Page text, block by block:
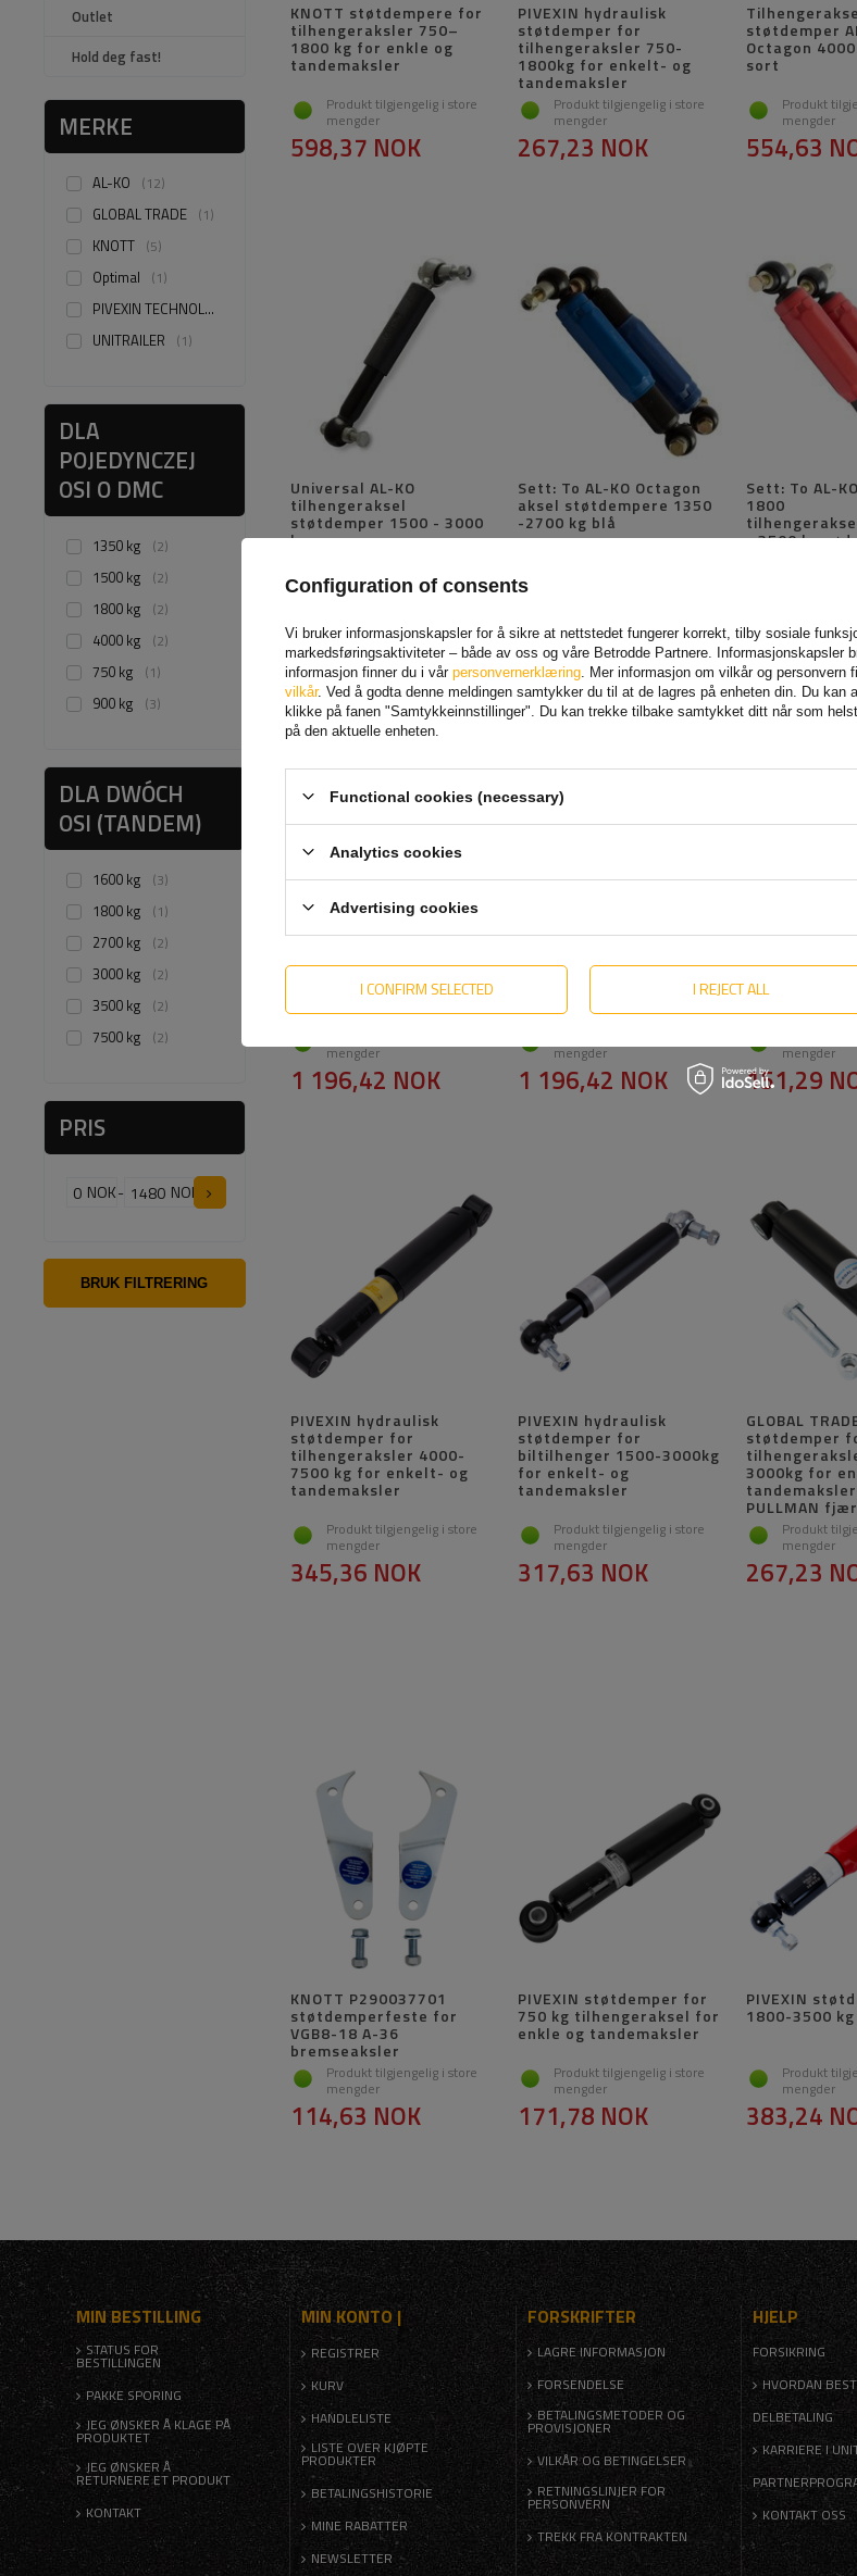
Outlet
Hold deg fast!
MERKE
AL-KO 12
GLOBAL TRADE 1
KNOTT 5
Optimal 1
PIVEXIN TECHNOLOGY
UNITRAILER 1
DLA
POJEDYNCZEJ
OSI O DMC
1350 kg 2
1500 kg 2
1800 kg 2
4000 kg 2
750 kg 1
900 kg 3
DLA DWÓCH
OSI (TANDEM)
1600 kg 3
1800 kg 1
2700 kg 2
3000 kg 2
3500 kg 2
7500 kg 2
PRIS
NOK- NOK
BRUK FILTRERING
KNOTT støtdempere for
tilhengeraksler 750–
1800 kg for enkle og
tandemaksler
Produkt tilgjengelig i store
mengder
598,37 NOK
PIVEXIN hydraulisk
støtdemper for
tilhengeraksler 750-
1800kg for enkelt- og
tandemaksler
Produkt tilgjengelig i store
mengder
267,23 NOK
støtdemper
Octagon
sort
Produkt
mengder
554,63
Universal AL-KO
tilhengeraksel
støtdemper 1500 - 3000
kg
mengder
383,24 NOK
Sett: To AL-KO Octagon
aksel støtdempere 1350
-2700 kg blå
Sett: To AL-
1800
- 3500 kg rød
rød 1800-3500 kg
støtdemper + 2x sett
med AL-KO håndtak
mengder
1 196,42 NOK
blå støtdemper 1350-
2700 kg + 2x sett med
mengder
1 196,42 NOK
VGB8-13 A-
aksler
mengder
151,29
PIVEXIN hydraulisk
støtdemper for
tilhengeraksler 4000-
7500 kg for enkelt- og
tandemaksler
Produkt tilgjengelig i store
mengder
345,36 NOK
PIVEXIN hydraulisk
støtdemper for
biltilhenger 1500-3000kg
for enkelt- og
tandemaksler
Produkt tilgjengelig i store
mengder
317,63 NOK
GLOBAL
støtdemper
3000kg for
PULLMAN
Produkt
mengder
267,23
KNOTT P290037701
støtdemperfeste for
VGB8-18 A-36
bremseaksler
Produkt tilgjengelig i store
mengder
114,63 NOK
PIVEXIN støtdemper for
750 kg tilhengeraksel for
enkle og tandemaksler
Produkt tilgjengelig i store
mengder
171,78 NOK
PIVEXIN
1800-3500 kg
Produkt
mengder
383,24
MIN BESTILLING
STATUS FOR
BESTILLINGEN
PAKKE SPORING
JEG ØNSKER Å KLAGE PÅ
PRODUKTET
JEG ØNSKER Å
RETURNERE ET PRODUKT
KONTAKT
MIN KONTO |
REGISTRER
KURV
HANDLELISTE
LISTE OVER KJØPTE
PRODUKTER
BETALINGSHISTORIE
MINE RABATTER
NEWSLETTER
FORSKRIFTER
LAGRE INFORMASJON
FORSENDELSE
BETALINGSMETODER OG
PROVISJONER
VILKÅR OG BETINGELSER
RETNINGSLINJER FOR
PERSONVERN
TREKK FRA KONTRAKTEN
HJELP
FORSIKRING
HVORDAN
DELBETALING
KARRIERE I
KONTAKT OSS
Configuration of consents
Vi bruker informasjonskapsler for å sikre at nettstedet fungerer korrekt, tilby sosiale
markedsføringsaktiviteter – både av oss og våre Betrodde Partnere. Informasjonskapsler
informasjon finner du i vår personvernerklæring . Mer informasjon om vilkår og personvern
vilkår. Ved å godta denne meldingen samtykker du til at de lagres på enheten din. Du kan
klikke på fanen "Samtykkeinnstillinger". Du kan trekke tilbake samtykket ditt når som
på den aktuelle enheten.
Functional cookies (necessary)
Analytics cookies
Advertising cookies
I CONFIRM SELECTED I REJECT ALL